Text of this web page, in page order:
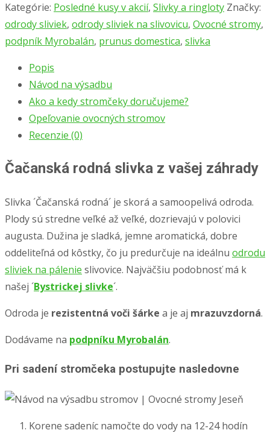
Kategórie: Posledné kusy v akcií, Slivky a ringloty Značky:
odrody sliviek, odrody sliviek na slivovicu, Ovocné stromy,
podpník Myrobalán, prunus domestica, slivka
Popis
Návod na výsadbu
Ako a kedy stromčeky doručujeme?
Opeľovanie ovocných stromov
Recenzie (0)
Čačanská rodná slivka z vašej záhrady
Slivka ´Čačanská rodná´ je skorá a samoopelivá odroda.
Plody sú stredne veľké až veľké, dozrievajú v polovici
augusta. Dužina je sladká, jemne aromatická, dobre
oddeliteľná od kôstky, čo ju predurčuje na ideálnu odrodu
sliviek na pálenie slivovice. Najväčšiu podobnosť má k
našej ´Bystrickej slivke´.
Odroda je rezistentná voči šárke a je aj mrazuvzdorná.
Dodávame na podpníku Myrobalán.
Pri sadení stromčeka postupujte nasledovne
Korene sadeníc namočte do vody na 12-24 hodín